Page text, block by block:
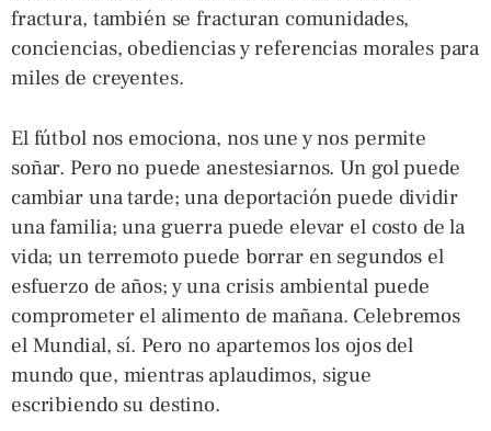
fractura, también se fracturan comunidades,
conciencias, obediencias y referencias morales para
miles de creyentes.
El fútbol nos emociona, nos une y nos permite
soñar. Pero no puede anestesiarnos. Un gol puede
cambiar una tarde; una deportación puede dividir
una familia; una guerra puede elevar el costo de la
vida; un terremoto puede borrar en segundos el
esfuerzo de años; y una crisis ambiental puede
comprometer el alimento de mañana. Celebremos
el Mundial, sí. Pero no apartemos los ojos del
mundo que, mientras aplaudimos, sigue
escribiendo su destino.